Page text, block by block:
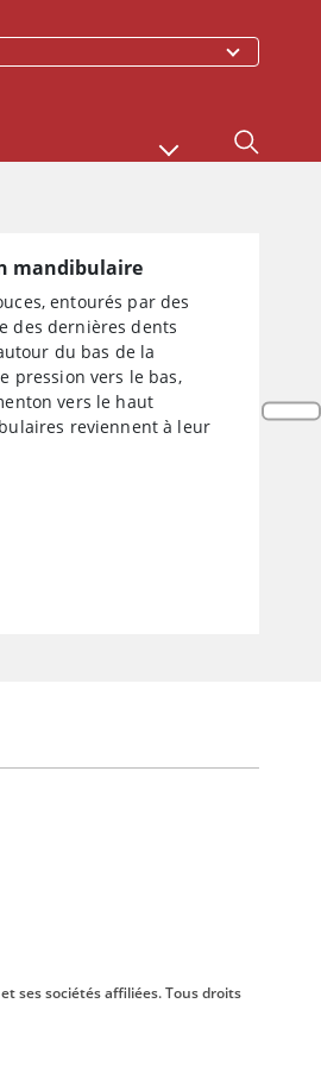
mandibulaire
entourés par des
des dernières dents
du bas de la
pression vers le bas,
vers le haut
reviennent à leur
ses sociétés affiliées. Tous droits